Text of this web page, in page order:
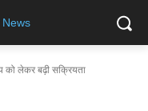
को लेकर बढ़ी सक्रियता